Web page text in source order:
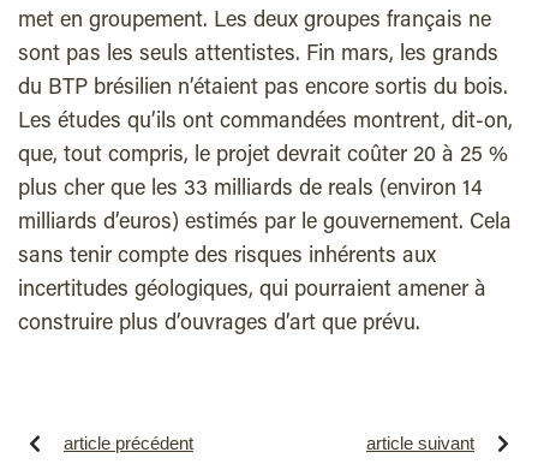
met en groupement. Les deux groupes français ne
sont pas les seuls attentistes. Fin mars, les grands
du BTP brésilien n’étaient pas encore sortis du bois.
Les études qu’ils ont commandées montrent, dit-on,
que, tout compris, le projet devrait coûter 20 à 25 %
plus cher que les 33 milliards de reals (environ 14
milliards d’euros) estimés par le gouvernement. Cela
sans tenir compte des risques inhérents aux
incertitudes géologiques, qui pourraient amener à
construire plus d’ouvrages d’art que prévu.
article précédent article suivant